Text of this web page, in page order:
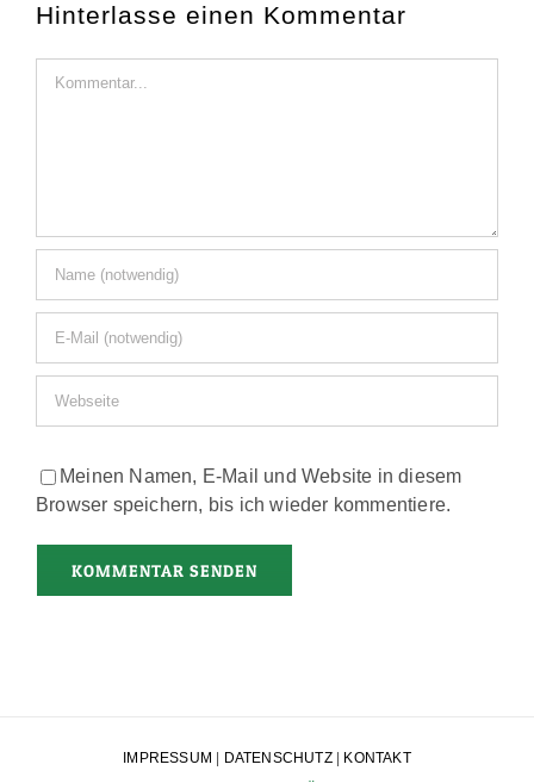
Hinterlasse einen Kommentar
Meinen Namen, E-Mail und Website in diesem
Browser speichern, bis ich wieder kommentiere.
IMPRESSUM DATENSCHUTZ|
KONTAKT